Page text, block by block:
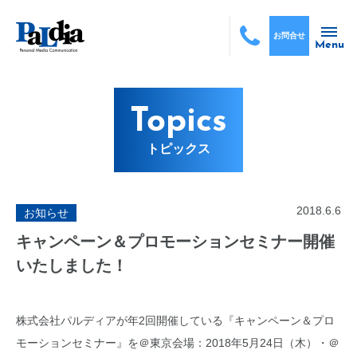
Menu
お問合せ
Topics
トピックス
お知らせ 2018.6.6
キャンペーン＆プロモーションセミナー開催
いたしました！
株式会社パルディアが年2回開催している『キャンペーン＆プロ
モーションセミナー』を＠東京会場：2018年5月24日（木）・＠